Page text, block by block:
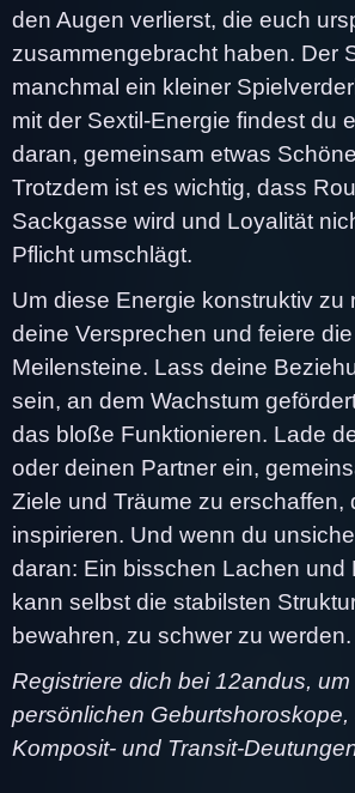
den Augen verlierst, die euch
zusammengebracht haben. Der
manchmal ein kleiner
mit der Sextil-Energie findest du
daran, gemeinsam etwas
Trotzdem ist es wichtig, dass
Sackgasse wird und Loyalität
Pflicht umschlägt.
Um diese Energie konstruktiv zu
deine Versprechen und feiere
Meilensteine. Lass deine
sein, an dem Wachstum
das bloße Funktionieren. Lade
oder deinen Partner ein,
Ziele und Träume zu erschaffen,
inspirieren. Und wenn du
daran: Ein bisschen Lachen und
kann selbst die stabilsten
bewahren, zu schwer zu werden.
Registriere dich bei 12andus,
persönlichen Geburtshoroskope,
Komposit- und Transit-